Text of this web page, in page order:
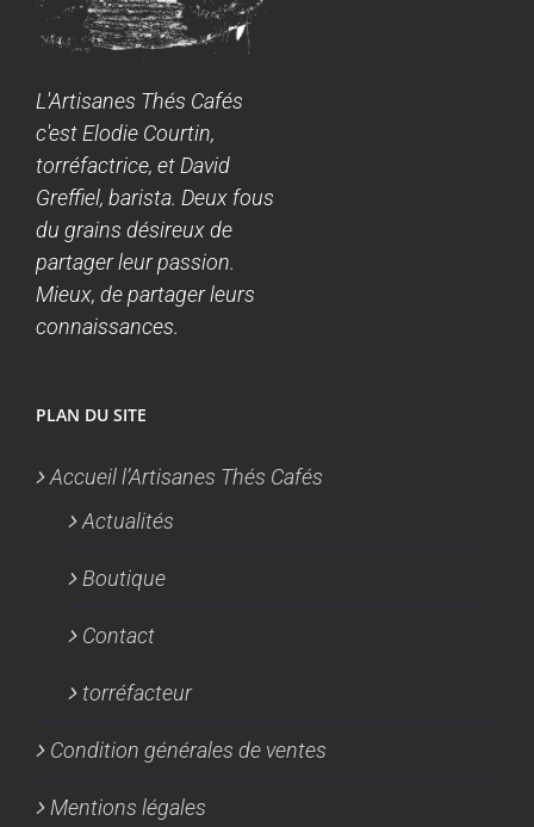
L'Artisanes Thés Cafés
c'est Elodie Courtin,
torréfactrice, et David
Greffiel, barista. Deux fous
du grains désireux de
partager leur passion.
Mieux, de partager leurs
connaissances.
PLAN DU SITE
Accueil l’Artisanes Thés Cafés
Actualités
Boutique
Contact
torréfacteur
Condition générales de ventes
Mentions légales